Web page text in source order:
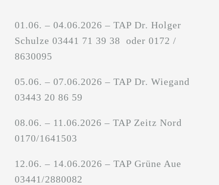
01.06. – 04.06.2026 – TAP Dr. Holger
Schulze 03441 71 39 38 oder 0172 /
8630095
05.06. – 07.06.2026 – TAP Dr. Wiegand
03443 20 86 59
08.06. – 11.06.2026 – TAP Zeitz Nord
0170/1641503
12.06. – 14.06.2026 – TAP Grüne Aue
03441/2880082